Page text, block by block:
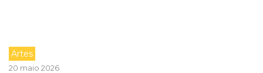
Artes
20 maio 2026